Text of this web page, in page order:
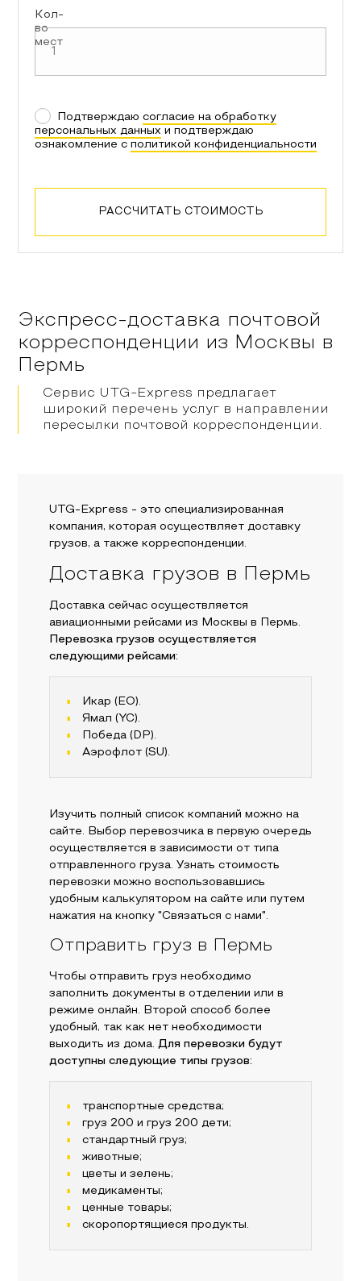
Кол-
во
мест
Подтверждаю согласие на обработку
персональных данных и подтверждаю
ознакомление с политикой конфиденциальности
РАССЧИТАТЬ СТОИМОСТЬ
Экспресс-доставка почтовой
корреспонденции из Москвы в
Пермь
Сервис UTG-Express предлагает
широкий перечень услуг в направлении
пересылки почтовой корреспонденции.
UTG-Express - это специализированная
компания, которая осуществляет доставку
грузов, а также корреспонденции.
Доставка грузов в Пермь
Доставка сейчас осуществляется
авиационными рейсами из Москвы в Пермь.
Перевозка грузов осуществляется
следующими рейсами:
Икар (EO).
Ямал (YC).
Победа (DP).
Аэрофлот (SU).
Изучить полный список компаний можно на
сайте. Выбор перевозчика в первую очередь
осуществляется в зависимости от типа
отправленного груза. Узнать стоимость
перевозки можно воспользовавшись
удобным калькулятором на сайте или путем
нажатия на кнопку "Связаться с нами".
Отправить груз в Пермь
Чтобы отправить груз необходимо
заполнить документы в отделении или в
режиме онлайн. Второй способ более
удобный, так как нет необходимости
выходить из дома. Для перевозки будут
доступны следующие типы грузов:
транспортные средства;
груз 200 и груз 200 дети;
стандартный груз;
животные;
цветы и зелень;
медикаменты;
ценные товары;
скоропортящиеся продукты.